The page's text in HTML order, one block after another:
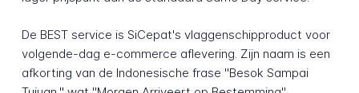
De BEST service is SiCepat's vlaggenschipproduct voor
volgende-dag e-commerce aflevering. Zijn naam is een
afkorting van de Indonesische frase "Besok Sampai